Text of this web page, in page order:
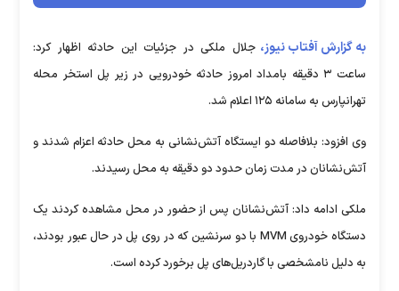
به گزارش آفتاب نیوز، جلال ملکی در جزئیات این حادثه اظهار کرد:
ساعت ۳ دقیقه بامداد امروز حادثه خودرویی در زیر پل استخر محله
تهرانپارس به سامانه ۱۲۵ اعلام شد.
وی افزود: بلافاصله دو ایستگاه آتش‌نشانی به محل حادثه اعزام شدند و
آتش‌نشانان در مدت زمان حدود دو دقیقه به محل رسیدند.
ملکی ادامه داد: آتش‌نشانان پس از حضور در محل مشاهده کردند یک
دستگاه خودروی MVM با دو سرنشین که در روی پل در حال عبور بودند،
به دلیل نامشخصی با گاردریل‌های پل برخورد کرده است.